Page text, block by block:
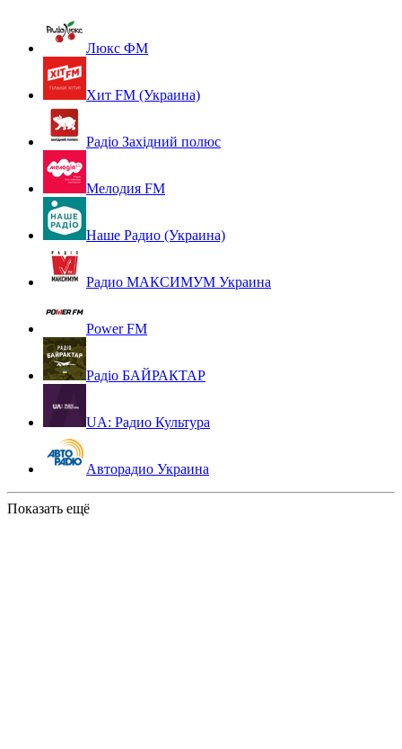
Люкс ФМ
Хит FM (Украина)
Радіо Західний полюс
Мелодия FM
Наше Радио (Украина)
Радио МАКСИМУМ Украина
Power FM
Радіо БАЙРАКТАР
UA: Радио Культура
Авторадио Украина
Показать ещё